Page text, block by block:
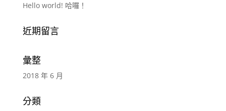
Hello world! 哈囉！
近期留言
彙整
2018 年 6 月
分類